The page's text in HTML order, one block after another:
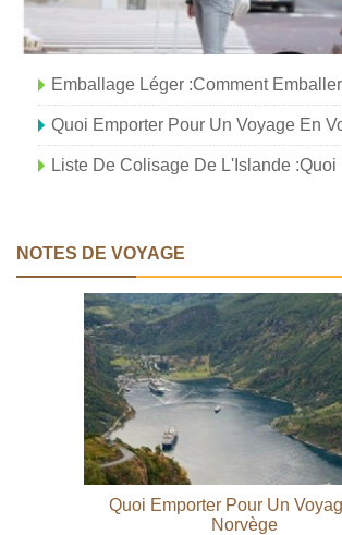
NOTES DE VOYAGE
Quoi Emporter Pour Un
Norvège